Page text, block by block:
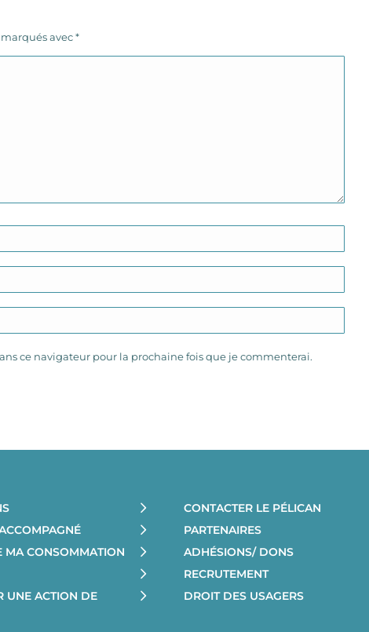
avec*
ce navigateur pour la prochaine fois que je commenterai.
MA CONSOMMATION
UNE ACTION DE
CONTACTER LE PÉLICAN
PARTENAIRES
ADHÉSIONS/ DONS
RECRUTEMENT
DROIT DES USAGERS